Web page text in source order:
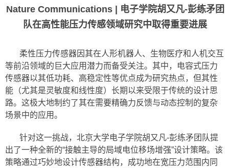
Nature Communications | 电子学院胡又凡-彭练矛团
队在高性能压力传感领域研究中取得重要进展
柔性压力传感器因其在人形机器人、生物医疗和人机交互
等前沿领域的巨大应用潜力而备受关注。其中，电容式压力
传感器以其低功耗、高稳定性等优点成为研究热点，但其性
能（尤其是灵敏度和线性度）长期以来受限于传统的设计思
路。这极大地制约了其在需要精确力反馈与动态控制的复杂
场景中的应用。
针对这一挑战，北京大学电子学院胡又凡-彭练矛团队提
出了一种全新的“接触主导的局域电位移场增强”设计策略。该
策略通过巧妙地设计传感器结构，成功地在宽压力范围内同